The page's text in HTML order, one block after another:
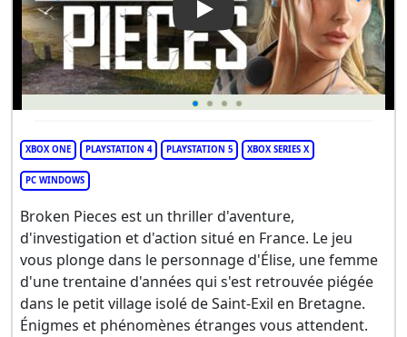
Play Video: Broken Pieces
XBOX ONE PLAYSTATION 4 PLAYSTATION 5 XBOX SERIES X
PC WINDOWS
Broken Pieces est un thriller d'aventure,
d'investigation et d'action situé en France. Le jeu
vous plonge dans le personnage d'Élise, une femme
d'une trentaine d'années qui s'est retrouvée piégée
dans le petit village isolé de Saint-Exil en Bretagne.
Énigmes et phénomènes étranges vous attendent.